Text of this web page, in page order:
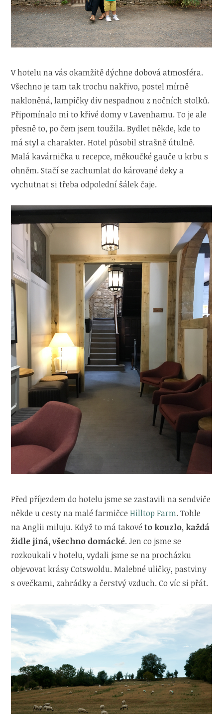
V hotelu na vás okamžitě dýchne dobová atmosféra.
Všechno je tam tak trochu nakřivo, postel mírně
nakloněná, lampičky div nespadnou z nočních stolků.
Připomínalo mi to křivé domy v Lavenhamu. To je ale
přesně to, po čem jsem toužila. Bydlet někde, kde to
má styl a charakter. Hotel působil strašně útulně.
Malá kavárnička u recepce, měkoučké gauče u krbu s
ohněm. Stačí se zachumlat do kárované deky a
vychutnat si třeba odpolední šálek čaje.
Před příjezdem do hotelu jsme se zastavili na sendviče
někde u cesty na malé farmičceHilltop Farm. Tohle
na Anglii miluju. Když to má takovéto kouzlo, každá
židle jiná, všechno domácké. Jen co jsme se
rozkoukali v hotelu, vydali jsme se na procházku
objevovat krásy Cotswoldu. Malebné uličky, pastviny
s ovečkami, zahrádky a čerstvý vzduch. Co víc si přát.